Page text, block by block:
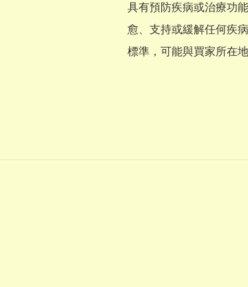
具有預防疾病或治療功
愈、支持或緩解任何疾
標準，可能與買家所在